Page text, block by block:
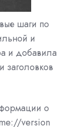
шаги по
и
и добавила
заголовков
о
version